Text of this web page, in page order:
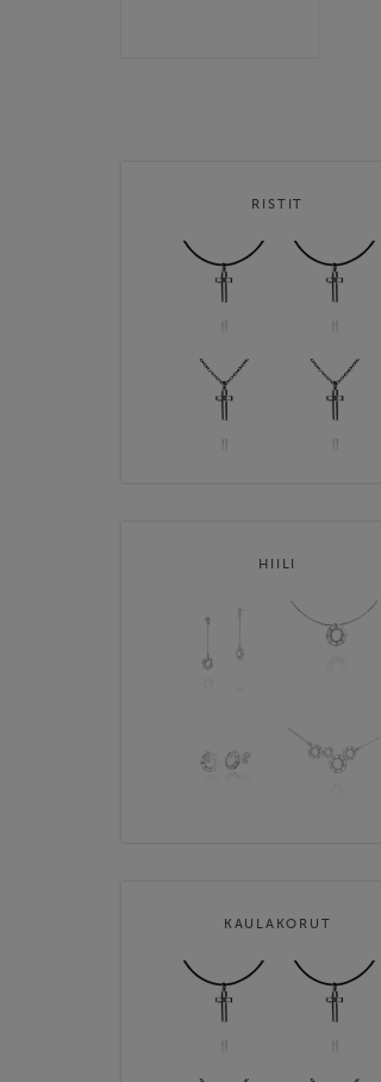
RISTIT
HIILI
KAULAKORUT